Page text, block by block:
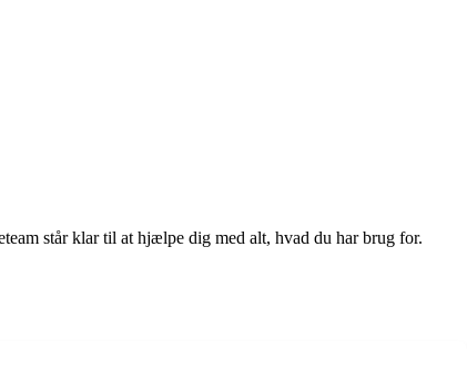
står klar til at hjælpe dig med alt, hvad du har brug for.